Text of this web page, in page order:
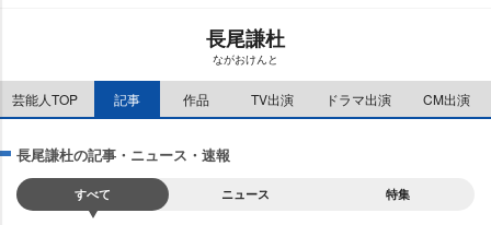
長尾謙杜
ながおけんと
芸能人TOP 記事 作品 TV出演 ドラマ出演 CM出演
長尾謙杜の記事・ニュース・速報
すべて ニュース 特集